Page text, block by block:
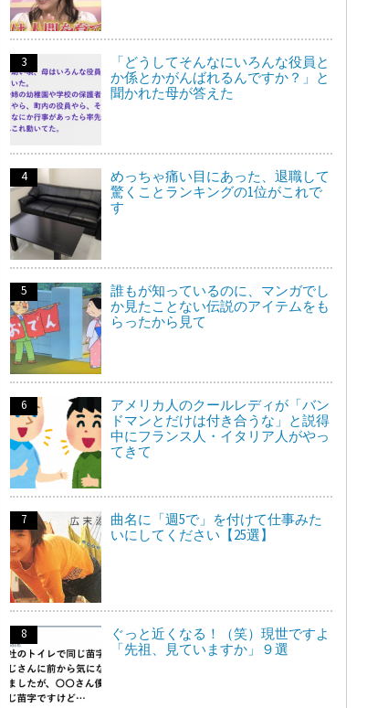
「どうしてそんなにいろんな役員と
か係とかがんばれるんですか？」と
聞かれた母が答えた
めっちゃ痛い目にあった、退職して
驚くことランキングの1位がこれで
す
誰もが知っているのに、マンガでし
か見たことない伝説のアイテムをも
らったから見て
アメリカ人のクールレディが「バン
ドマンとだけは付き合うな」と説得
中にフランス人・イタリア人がやっ
てきて
曲名に「週5で」を付けて仕事みた
いにしてください【25選】
ぐっと近くなる！（笑）現世ですよ
「先祖、見ていますか」９選